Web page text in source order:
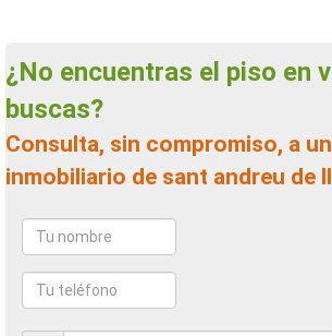
¿No encuentras el piso en venta que
buscas?
Consulta, sin compromiso, a un agente
inmobiliario de sant andreu de